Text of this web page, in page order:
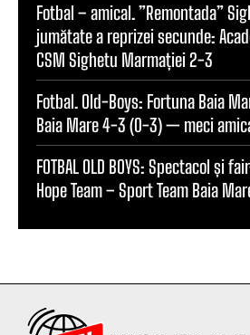
Fotbal – amical. ”Remontada”
jumătate a reprizei secunde:
CSM Sighetu Marmației 2-3
Fotbal. Old-Boys: Fortuna Baia
Baia Mare 4-3 (0-3) — meci
FOTBAL OLD BOYS: Spectacol și
Hope Team – Sport Team Baia